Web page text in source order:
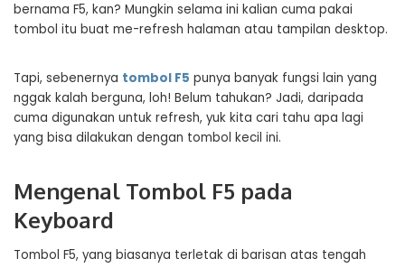
bernama F5, kan? Mungkin selama ini kalian cuma pakai
tombol itu buat me-refresh halaman atau tampilan desktop.
Tapi, sebenernya tombol F5 punya banyak fungsi lain yang
nggak kalah berguna, loh! Belum tahukan? Jadi, daripada
cuma digunakan untuk refresh, yuk kita cari tahu apa lagi
yang bisa dilakukan dengan tombol kecil ini.
Mengenal Tombol F5 pada
Keyboard
Tombol F5, yang biasanya terletak di barisan atas tengah